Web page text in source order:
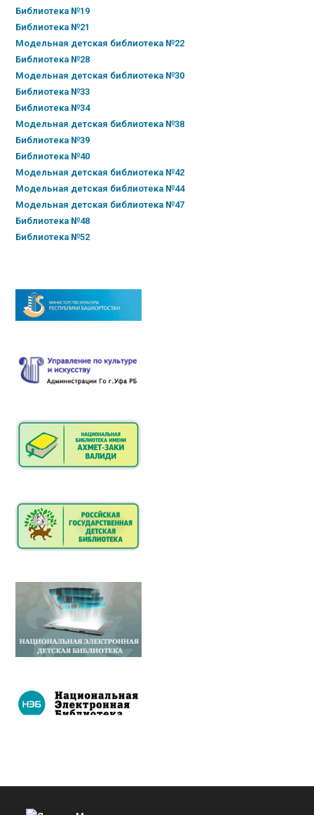
Библиотека №19
Библиотека №21
Модельная детская библиотека №22
Библиотека №28
Модельная детская библиотека №30
Библиотека №33
Библиотека №34
Модельная детская библиотека №38
Библиотека №39
Библиотека №40
Модельная детская библиотека №42
Модельная детская библиотека №44
Модельная детская библиотека №47
Библиотека №48
Библиотека №52